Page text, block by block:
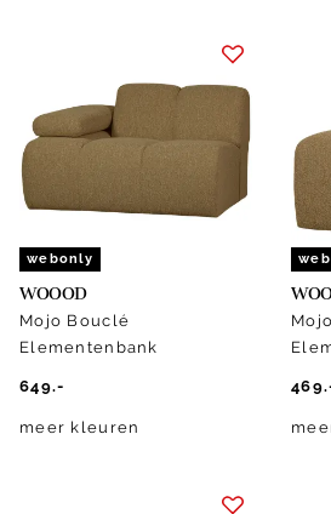
webonly
WOOOD
Mojo Bouclé
Elementenbank
649.-
meer kleuren